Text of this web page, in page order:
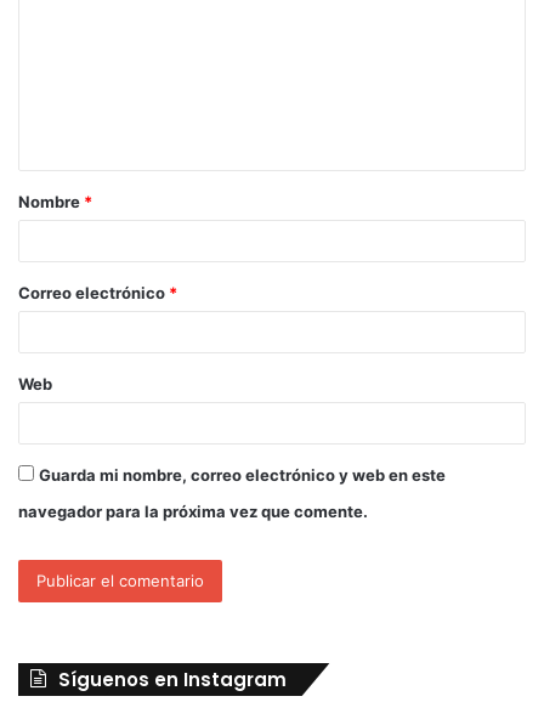
Nombre *
Correo electrónico *
Web
Guarda mi nombre, correo electrónico y web en este
navegador para la próxima vez que comente.
Síguenos en Instagram